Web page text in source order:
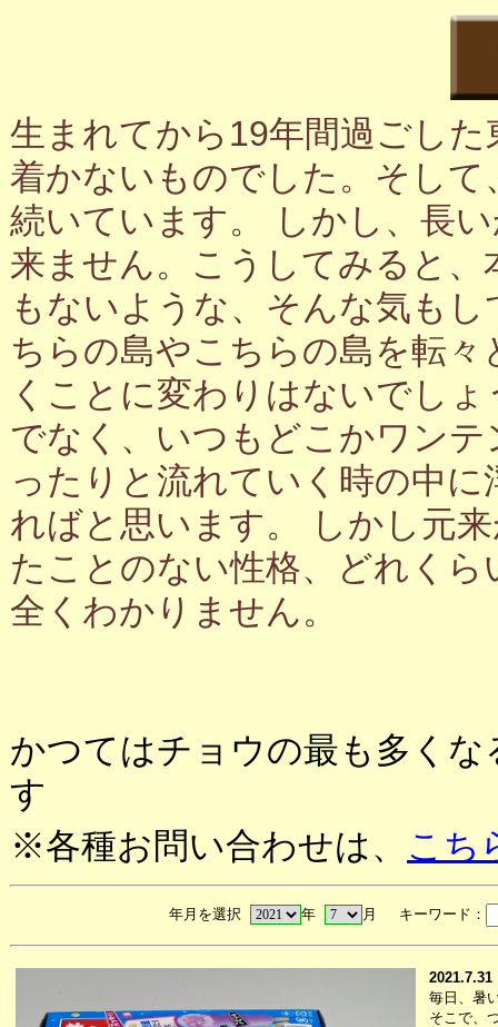
生まれてから19年間過ごし
着かないものでした。そし
続いています。 しかし、長
来ません。こうしてみると
もないような、そんな気も
ちらの島やこちらの島を転
くことに変わりはないでし
でなく、いつもどこかワン
ったりと流れていく時の中
ればと思います。 しかし元
たことのない性格、どれく
全くわかりません。
かつてはチョウの最も多く
す
※各種お問い合わせは、 こち
年月を選択 年 月 キーワード：
2021.7.31
毎日、暑
そこで、